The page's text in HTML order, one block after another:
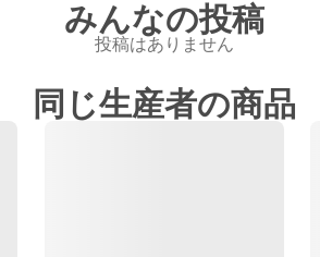
みんなの投稿
投稿はありません
同じ生産者の商品